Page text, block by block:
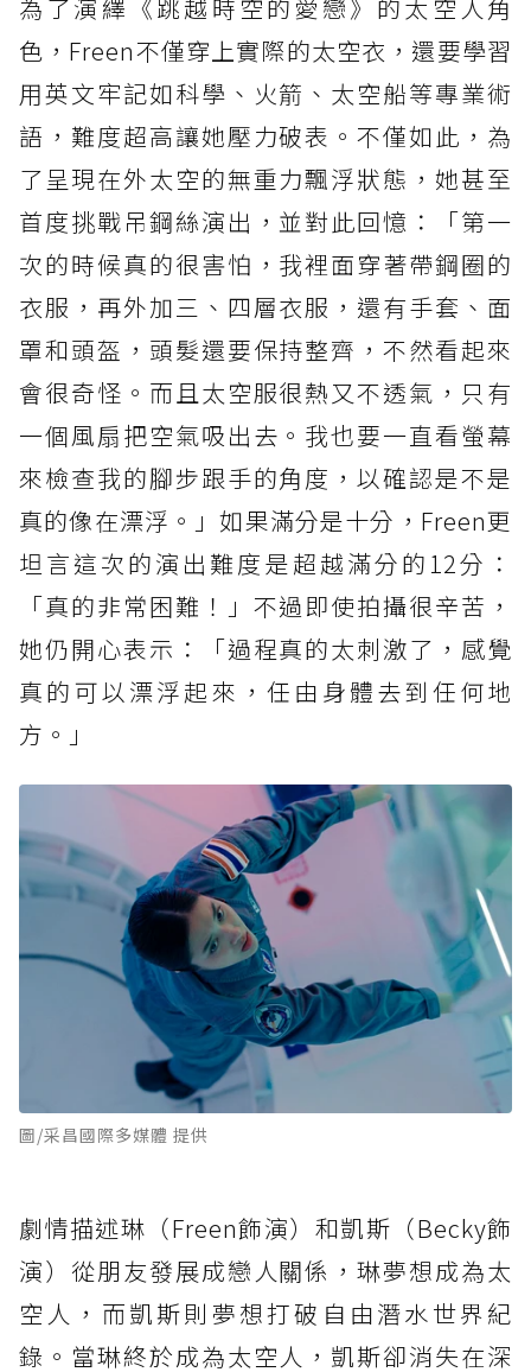
為了演繹《跳越時空的愛戀》的太空人角
色，Freen不僅穿上實際的太空衣，還要學習
用英文牢記如科學、火箭、太空船等專業術
語，難度超高讓她壓力破表。不僅如此，為
了呈現在外太空的無重力飄浮狀態，她甚至
首度挑戰吊鋼絲演出，並對此回憶：「第一
次的時候真的很害怕，我裡面穿著帶鋼圈的
衣服，再外加三、四層衣服，還有手套、面
罩和頭盔，頭髮還要保持整齊，不然看起來
會很奇怪。而且太空服很熱又不透氣，只有
一個風扇把空氣吸出去。我也要一直看螢幕
來檢查我的腳步跟手的角度，以確認是不是
真的像在漂浮。」如果滿分是十分，Freen更
坦言這次的演出難度是超越滿分的12分：
「真的非常困難！」不過即使拍攝很辛苦，
她仍開心表示：「過程真的太刺激了，感覺
真的可以漂浮起來，任由身體去到任何地
方。」
圖/采昌國際多媒體 提供
劇情描述琳（Freen飾演）和凱斯（Becky飾
演）從朋友發展成戀人關係，琳夢想成為太
空人，而凱斯則夢想打破自由潛水世界紀
錄。當琳終於成為太空人，凱斯卻消失在深